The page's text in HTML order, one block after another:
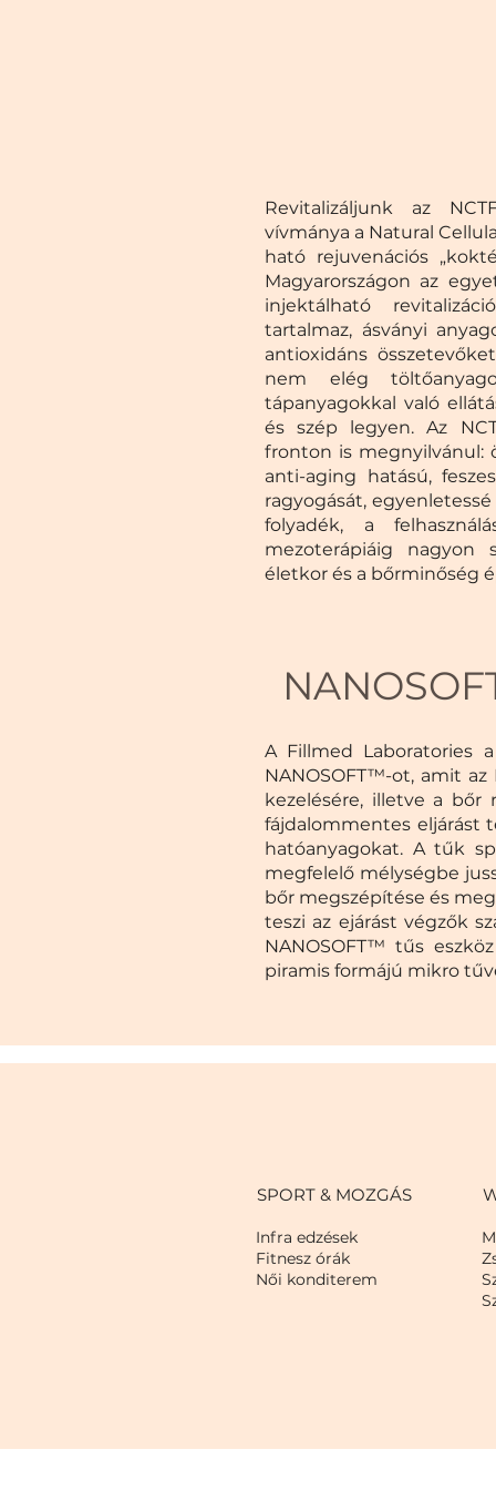
Revitalizáljunk az
vívmánya a Natural
ható rejuvenációs
Magyarországon az
injektálható
tartalmaz, ásványi
antioxidáns
nem elég
tápanyagokkal való
és szép legyen. Az
fronton is megnyilvánul:
anti-aging hatású,
ragyogását,
folyadék, a
mezoterápiáig
életkor és a bőrminőség
A Fillmed Laboratories
NANOSOFT™-ot, amit
kezelésére, illetve a bőr
fájdalommentes eljárást
hatóanyagokat. A tűk
megfelelő mélységbe
bőr megszépítése és
teszi az ejárást végzők
NANOSOFT™ tűs
piramis formájú mikro
SPORT & MOZGÁS
Infra edzések
Fitnesz órák
Női konditerem